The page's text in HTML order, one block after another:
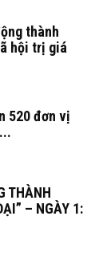
thành
hội trị giá
520 đơn vị
THÀNH
– NGÀY 1: